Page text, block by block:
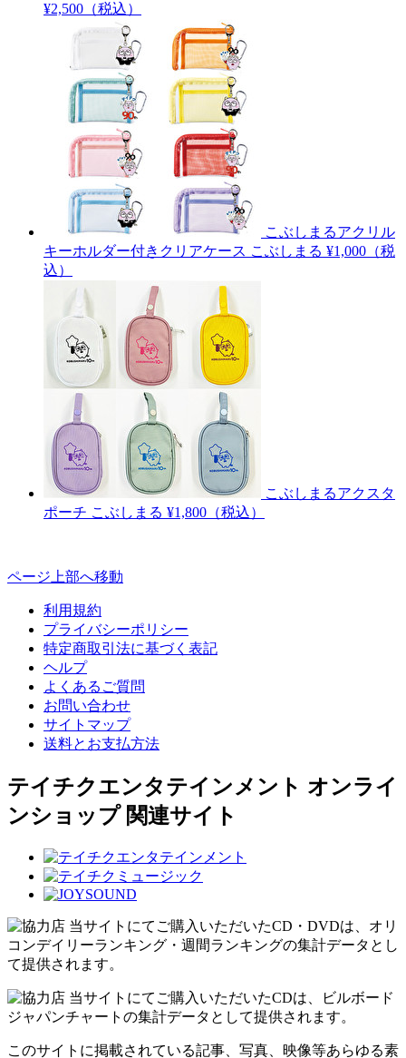
¥2,500（税込）
こぶしまるアクリル
キーホルダー付きクリアケース こぶしまる ¥1,000（税
込）
こぶしまるアクスタ
ポーチ こぶしまる ¥1,800（税込）
ページ上部へ移動
利用規約
プライバシーポリシー
特定商取引法に基づく表記
ヘルプ
よくあるご質問
お問い合わせ
サイトマップ
送料とお支払方法
テイチクエンタテインメント オンライ
ンショップ 関連サイト
当サイトにてご購入いただいたCD・DVDは、オリ
コンデイリーランキング・週間ランキングの集計データとし
て提供されます。
当サイトにてご購入いただいたCDは、ビルボード
ジャパンチャートの集計データとして提供されます。
このサイトに掲載されている記事、写真、映像等あらゆる素